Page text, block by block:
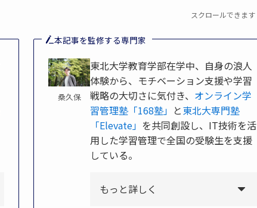
スクロールできます
本記事を監修する専門家
桑久保
東北大学教育学部在学中、自身の浪人
体験から、モチベーション支援や学習
戦略の大切さに気付き、 オンライン学
習管理塾「168塾」 と東北大専門塾
「Elevate」 を共同創設し、IT技術を活
用した学習管理で全国の受験生を支援
している。
もっと詳しく